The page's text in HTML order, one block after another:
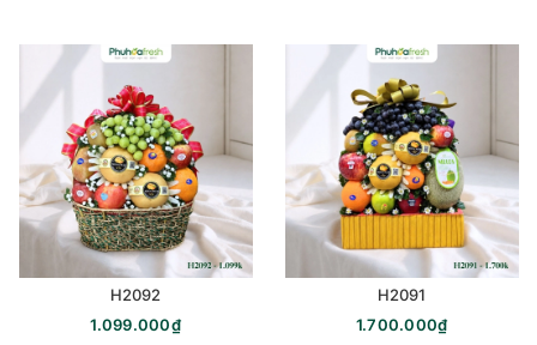
H2092
1.099.000₫
H2091
1.700.000₫